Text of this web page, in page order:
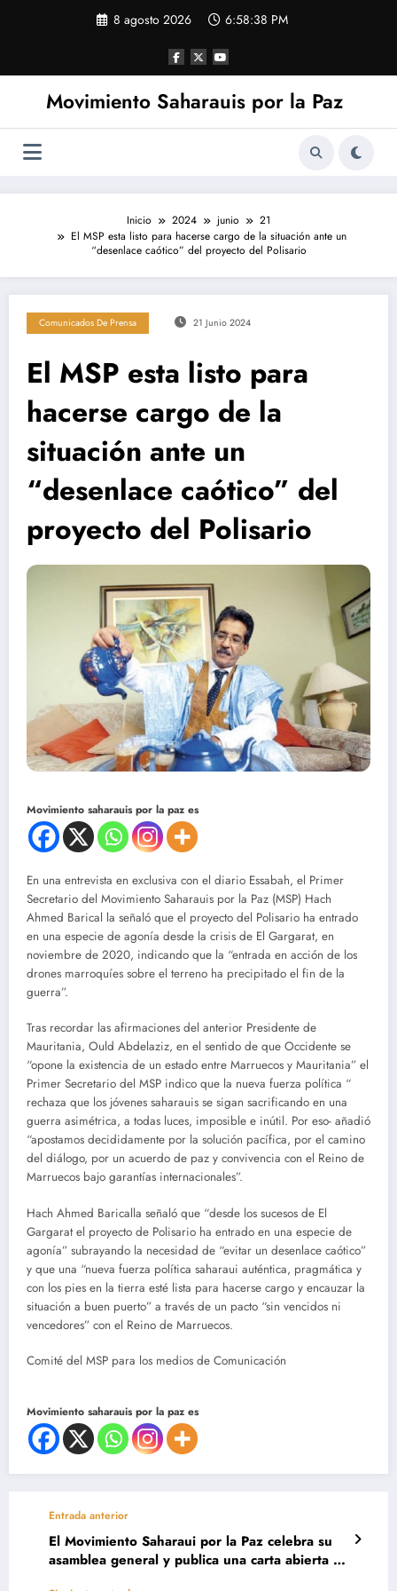
8 agosto 2026 6:58:39 PM
Movimiento Saharauis por la Paz
Inicio 2024 junio
21
El MSP esta listo para hacerse cargo de la situación ante un
“desenlace caótico” del proyecto del Polisario
Comunicados De Prensa 21 Junio 2024
El MSP esta listo para
hacerse cargo de la
situación ante un
“desenlace caótico” del
proyecto del Polisario
Movimiento saharauis por la paz es
En una entrevista en exclusiva con el diario Essabah, el Primer
Secretario del Movimiento Saharauis por la Paz (MSP) Hach
Ahmed Barical la señaló que el proyecto del Polisario ha entrado
en una especie de agonía desde la crisis de El Gargarat, en
noviembre de 2020, indicando que la “entrada en acción de los
drones marroquíes sobre el terreno ha precipitado el fin de la
guerra”.
Tras recordar las afirmaciones del anterior Presidente de
Mauritania, Ould Abdelaziz, en el sentido de que Occidente se
“opone la existencia de un estado entre Marruecos y Mauritania” el
Primer Secretario del MSP indico que la nueva fuerza política “
rechaza que los jóvenes saharauis se sigan sacrificando en una
guerra asimétrica, a todas luces, imposible e inútil. Por eso- añadió
“apostamos decididamente por la solución pacífica, por el camino
del diálogo, por un acuerdo de paz y convivencia con el Reino de
Marruecos bajo garantías internacionales”.
Hach Ahmed Baricalla señaló que “desde los sucesos de El
Gargarat el proyecto de Polisario ha entrado en una especie de
agonía” subrayando la necesidad de “evitar un desenlace caótico”
y que una “nueva fuerza política saharaui auténtica, pragmática y
con los pies en la tierra esté lista para hacerse cargo y encauzar la
situación a buen puerto” a través de un pacto “sin vencidos ni
vencedores” con el Reino de Marruecos.
Comité del MSP para los medios de Comunicación
Movimiento saharauis por la paz es
Entrada anterior
El Movimiento Saharaui por la Paz celebra su
asamblea general y publica una carta abierta al